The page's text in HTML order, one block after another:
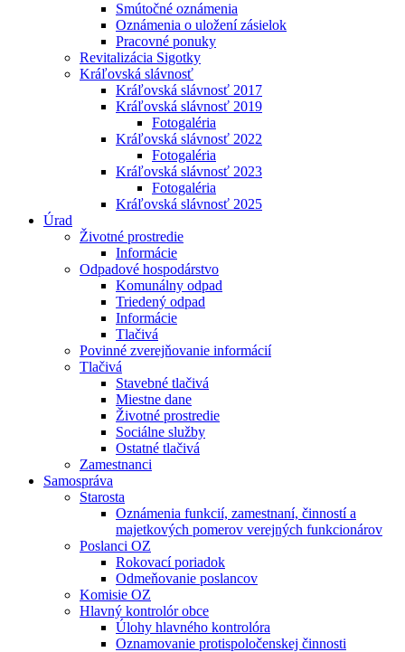
Smútočné oznámenia
Oznámenia o uložení zásielok
Pracovné ponuky
Revitalizácia Sigotky
Kráľovská slávnosť
Kráľovská slávnosť 2017
Kráľovská slávnosť 2019
Fotogaléria
Kráľovská slávnosť 2022
Fotogaléria
Kráľovská slávnosť 2023
Fotogaléria
Kráľovská slávnosť 2025
Úrad
Životné prostredie
Informácie
Odpadové hospodárstvo
Komunálny odpad
Triedený odpad
Informácie
Tlačivá
Povinné zverejňovanie informácií
Tlačivá
Stavebné tlačivá
Miestne dane
Životné prostredie
Sociálne služby
Ostatné tlačivá
Zamestnanci
Samospráva
Starosta
Oznámenia funkcií, zamestnaní, činností a
majetkových pomerov verejných funkcionárov
Poslanci OZ
Rokovací poriadok
Odmeňovanie poslancov
Komisie OZ
Hlavný kontrolór obce
Úlohy hlavného kontrolóra
Oznamovanie protispoločenskej činnosti